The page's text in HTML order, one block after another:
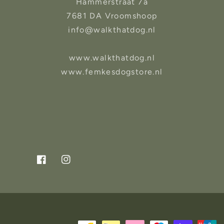
7681 DA Vroomshoop
info@walkthatdog.nl
www.walkthatdog.nl
www.femkesdogstore.nl
FacebookInstagram